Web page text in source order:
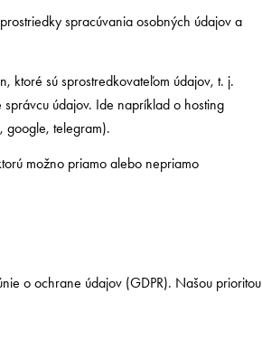
spracúvania osobných údajov a
ktoré sú sprostredkovateľom údajov, t. j.
údajov. Ide napríklad o hosting
google, telegram).
možno priamo alebo nepriamo
o ochrane údajov (GDPR). Našou prioritou